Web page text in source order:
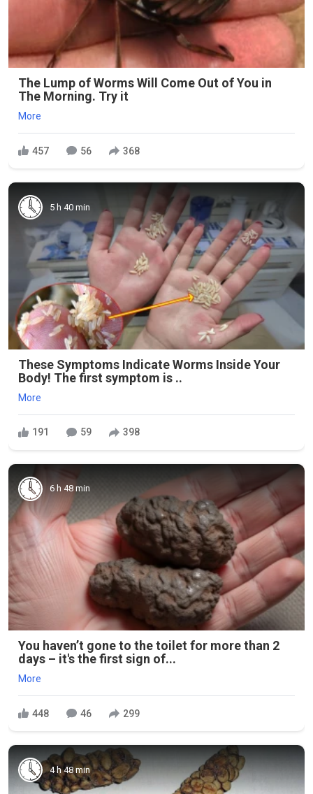
The Lump of Worms Will Come Out of You in
The Morning. Try it
More
457 56 368
5 h 40 min
These Symptoms Indicate Worms Inside Your
Body! The first symptom is ..
More
191 59 398
6 h 48 min
You haven’t gone to the toilet for more than 2
days – it's the first sign of...
More
448 46 299
4 h 48 min